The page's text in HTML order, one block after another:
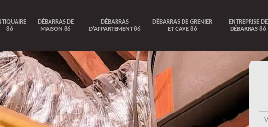
86
DÉBARRAS DE
MAISON 86
DÉBARRAS
D'APPARTEMENT 86
DÉBARRAS DE GRENIER
ET CAVE 86
ENTREPRISE DE
DÉBARRAS 86